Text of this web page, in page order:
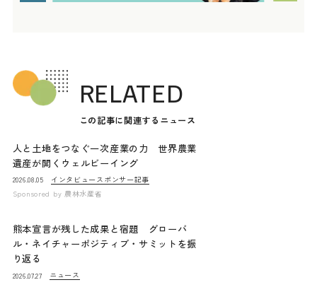
RELATED
この記事に関連するニュース
人と土地をつなぐ一次産業の力 世界農業
遺産が開くウェルビーイング
2026.08.05 インタビュー スポンサー記事
Sponsored by 農林水産省
熊本宣言が残した成果と宿題 グローバ
ル・ネイチャーポジティブ・サミットを振
り返る
2026.07.27 ニュース